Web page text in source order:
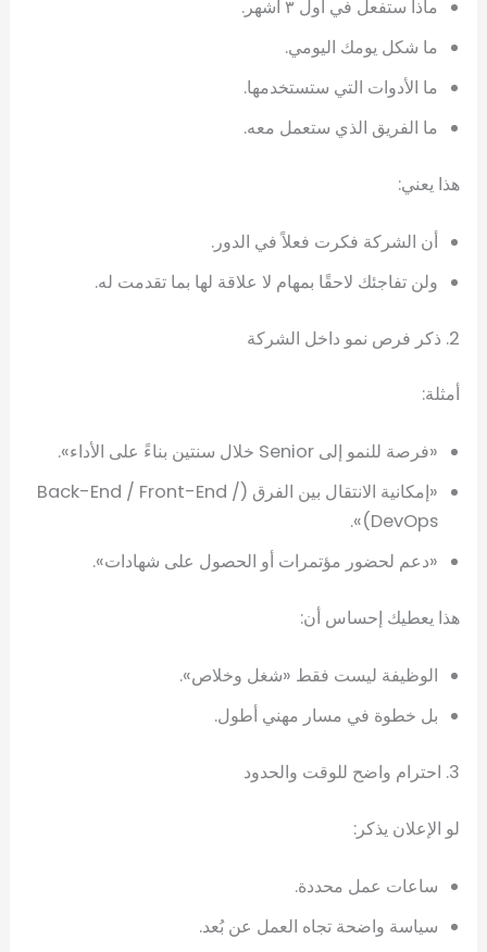
ماذا ستفعل في أول ٣ أشهر.
ما شكل يومك اليومي.
ما الأدوات التي ستستخدمها.
ما الفريق الذي ستعمل معه.
هذا يعني:
أن الشركة فكرت فعلاً في الدور.
ولن تفاجئك لاحقًا بمهام لا علاقة لها بما تقدمت له.
2. ذكر فرص نمو داخل الشركة
أمثلة:
«فرصة للنمو إلى Senior خلال سنتين بناءً على الأداء».
«إمكانية الانتقال بين الفرق (Back-End / Front-End /
DevOps)».
«دعم لحضور مؤتمرات أو الحصول على شهادات».
هذا يعطيك إحساس أن:
الوظيفة ليست فقط «شغل وخلاص».
بل خطوة في مسار مهني أطول.
3. احترام واضح للوقت والحدود
لو الإعلان يذكر:
ساعات عمل محددة.
سياسة واضحة تجاه العمل عن بُعد.